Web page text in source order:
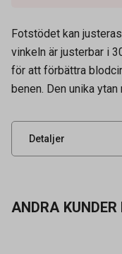
Fotstödet kan
vinkeln är justerbar i
för att förbättra
benen. Den unika
Detaljer
Artikelnummer
Tidigare
Leverantörens
UNSPSC
ANDRA